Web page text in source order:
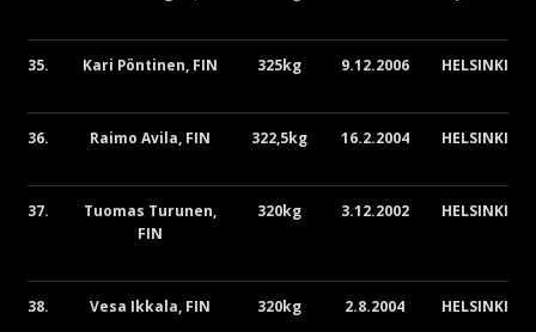
35. Kari Pöntinen, FIN 325kg 9.12.2006 HELSINKI
36. Raimo Avila, FIN 322,5kg 16.2.2004 HELSINKI
37.
Tuomas Turunen,
FIN
320kg 3.12.2002 HELSINKI
38. Vesa Ikkala, FIN 320kg 2.8.2004 HELSINKI